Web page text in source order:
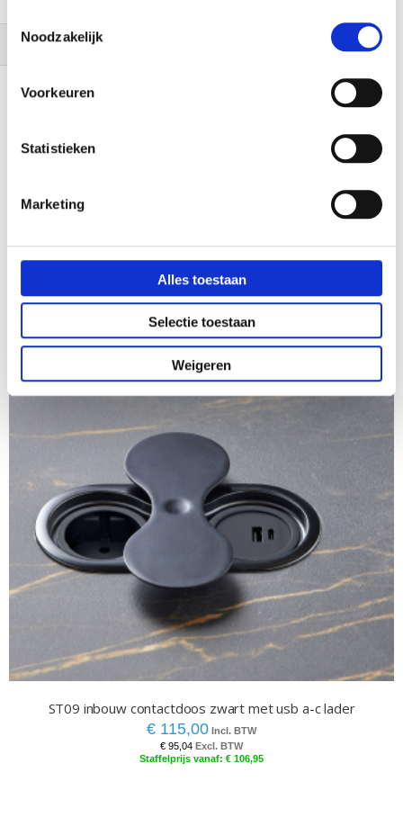
Noodzakelijk
Voorkeuren
Statistieken
Marketing
Alles toestaan
Selectie toestaan
Weigeren
ST09 inbouw contactdoos zwart met usb a-c lader
€ 115,00
€ 95,04
€ 106,95